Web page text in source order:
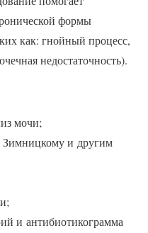
формы
как: гнойный процесс,
недостаточность).
мочи;
Зимницкому и другим
и антибиотикограмма